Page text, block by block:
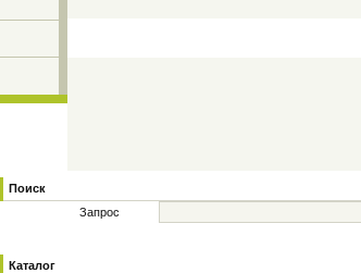
Поиск
Запрос
Каталог